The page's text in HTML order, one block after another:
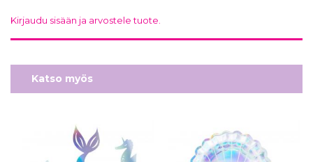
Kirjaudu sisään ja arvostele tuote.
Katso myös